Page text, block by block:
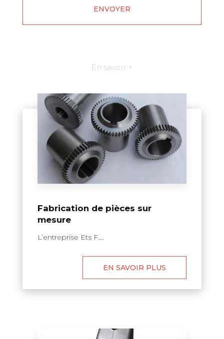
En savoir +
Fabrication de pièces sur
mesure
L’entreprise Ets F....
EN SAVOIR PLUS